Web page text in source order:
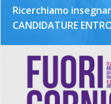
Ricerchiamo
CANDIDATURE